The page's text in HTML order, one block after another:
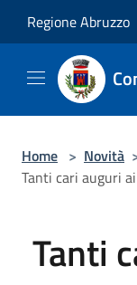
Regione Abruzzo
Home > Novità
Tanti cari auguri
Tanti